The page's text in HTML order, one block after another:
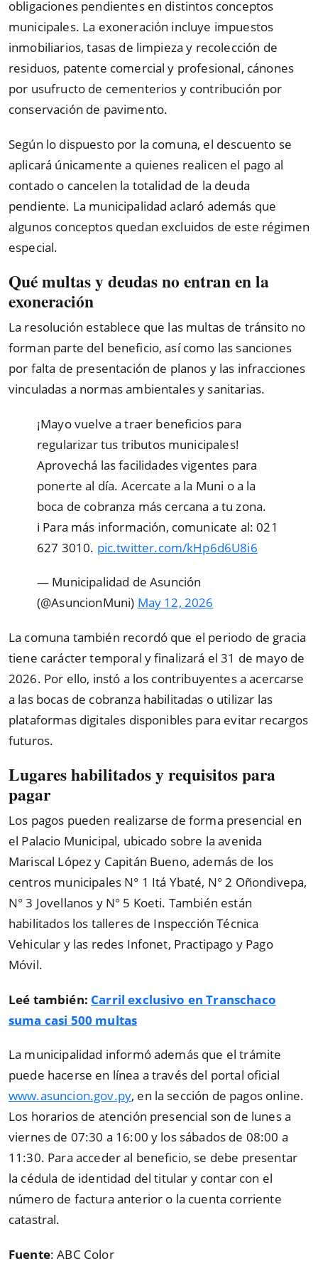
obligaciones pendientes en distintos conceptos
municipales. La exoneración incluye impuestos
inmobiliarios, tasas de limpieza y recolección de
residuos, patente comercial y profesional, cánones
por usufructo de cementerios y contribución por
conservación de pavimento.
Según lo dispuesto por la comuna, el descuento se
aplicará únicamente a quienes realicen el pago al
contado o cancelen la totalidad de la deuda
pendiente. La municipalidad aclaró además que
algunos conceptos quedan excluidos de este régimen
especial.
Qué multas y deudas no entran en la
exoneración
La resolución establece que las multas de tránsito no
forman parte del beneficio, así como las sanciones
por falta de presentación de planos y las infracciones
vinculadas a normas ambientales y sanitarias.
¡Mayo vuelve a traer beneficios para
regularizar tus tributos municipales!
Aprovechá las facilidades vigentes para
ponerte al día. Acercate a la Muni o a la
boca de cobranza más cercana a tu zona.
ℹ️ Para más información, comunicate al: 021
627 3010. pic.twitter.com/kHp6d6U8i6
— Municipalidad de Asunción
(@AsuncionMuni) May 12, 2026
La comuna también recordó que el periodo de gracia
tiene carácter temporal y finalizará el 31 de mayo de
2026. Por ello, instó a los contribuyentes a acercarse
a las bocas de cobranza habilitadas o utilizar las
plataformas digitales disponibles para evitar recargos
futuros.
Lugares habilitados y requisitos para
pagar
Los pagos pueden realizarse de forma presencial en
el Palacio Municipal, ubicado sobre la avenida
Mariscal López y Capitán Bueno, además de los
centros municipales N° 1 Itá Ybaté, N° 2 Oñondivepa,
N° 3 Jovellanos y N° 5 Koeti. También están
habilitados los talleres de Inspección Técnica
Vehicular y las redes Infonet, Practipago y Pago
Móvil.
Leé también: Carril exclusivo en Transchaco
suma casi 500 multas
La municipalidad informó además que el trámite
puede hacerse en línea a través del portal oficial
www.asuncion.gov.py, en la sección de pagos online.
Los horarios de atención presencial son de lunes a
viernes de 07:30 a 16:00 y los sábados de 08:00 a
11:30. Para acceder al beneficio, se debe presentar
la cédula de identidad del titular y contar con el
número de factura anterior o la cuenta corriente
catastral.
Fuente: ABC Color